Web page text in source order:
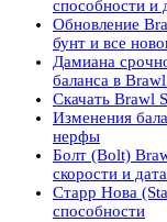
способности и
Обновление
бунт и все
Дамиана
баланса в
Скачать Brawl
Изменения
нерфы
Болт (Bolt)
скорости и
Старр Нова
способности